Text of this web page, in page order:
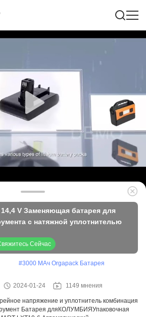
14,4 V Заменяющая батарея для
с натяжной уплотнителью
Сейчас
#3000 МАч Orgapack Батарея
2024-01-24 1149 мнения
напряжение и уплотнитель комбинация
Батарея дляКОЛУМБИЯУпаковочная